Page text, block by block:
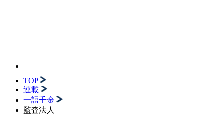
TOP
連載
一語千金
監査法人